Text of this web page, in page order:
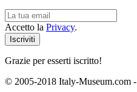
Accetto la Privacy.
Grazie per esserti iscritto!
© 2005-2018 Italy-Museum.com -